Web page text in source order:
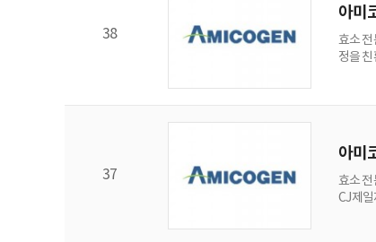
38
아미
효소 전
정을
37
아미
효소
CJ제일